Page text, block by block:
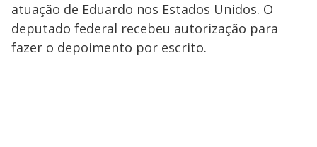
atuação de Eduardo nos Estados Unidos. O
deputado federal recebeu autorização para
fazer o depoimento por escrito.